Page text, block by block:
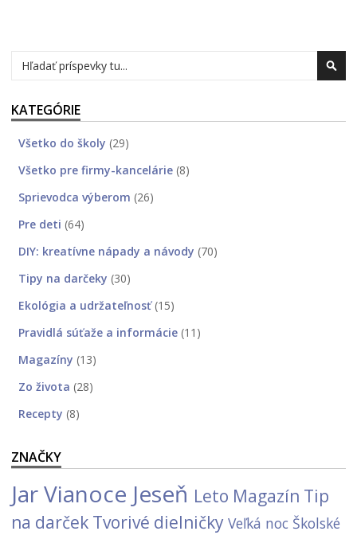
Hľadať
KATEGÓRIE
Všetko do školy (29)
Všetko pre firmy-kancelárie (8)
Sprievodca výberom (26)
Pre deti (64)
DIY: kreatívne nápady a návody (70)
Tipy na darčeky (30)
Ekológia a udržateľnosť (15)
Pravidlá súťaže a informácie (11)
Magazíny (13)
Zo života (28)
Recepty (8)
ZNAČKY
JarVianoce Jeseň Leto Magazín Tip
na darček Tvorivé dielničky Veľká noc Školské